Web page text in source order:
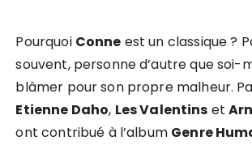
Pourquoi Conne est un classique ?
souvent, personne d’autre que soi-
blâmer pour son propre malheur.
Etienne Daho, Les Valentins et
ont contribué à l’album Genre